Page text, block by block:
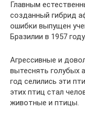
Главным
созданный гибрид
ошибки выпущен
Бразилии в 1957 году.
Агрессивные и
вытеснять голубых
год селились эти
этих птиц стал
животные и птицы.